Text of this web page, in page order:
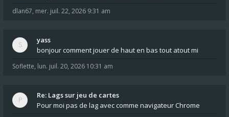
dlan67, mer. juil. 22, 2026 9:31 am
yass
bonjour comment jouer de haut en bas tout atout mi
Soflette, lun. juil. 20, 2026 10:31 am
Re: Lags sur jeu de cartes
Pour moi pas de lag avec comme navigateur Chrome